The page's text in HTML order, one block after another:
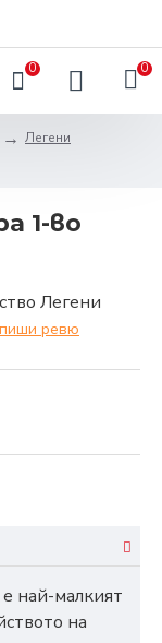
0 0
Легени
1-во
ревю
е най-малкият
на